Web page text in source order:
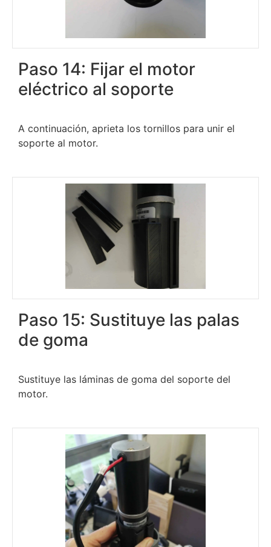
Paso 14: Fijar el motor
eléctrico al soporte
A continuación, aprieta los tornillos para unir el
soporte al motor.
Paso 15: Sustituye las palas
de goma
Sustituye las láminas de goma del soporte del
motor.